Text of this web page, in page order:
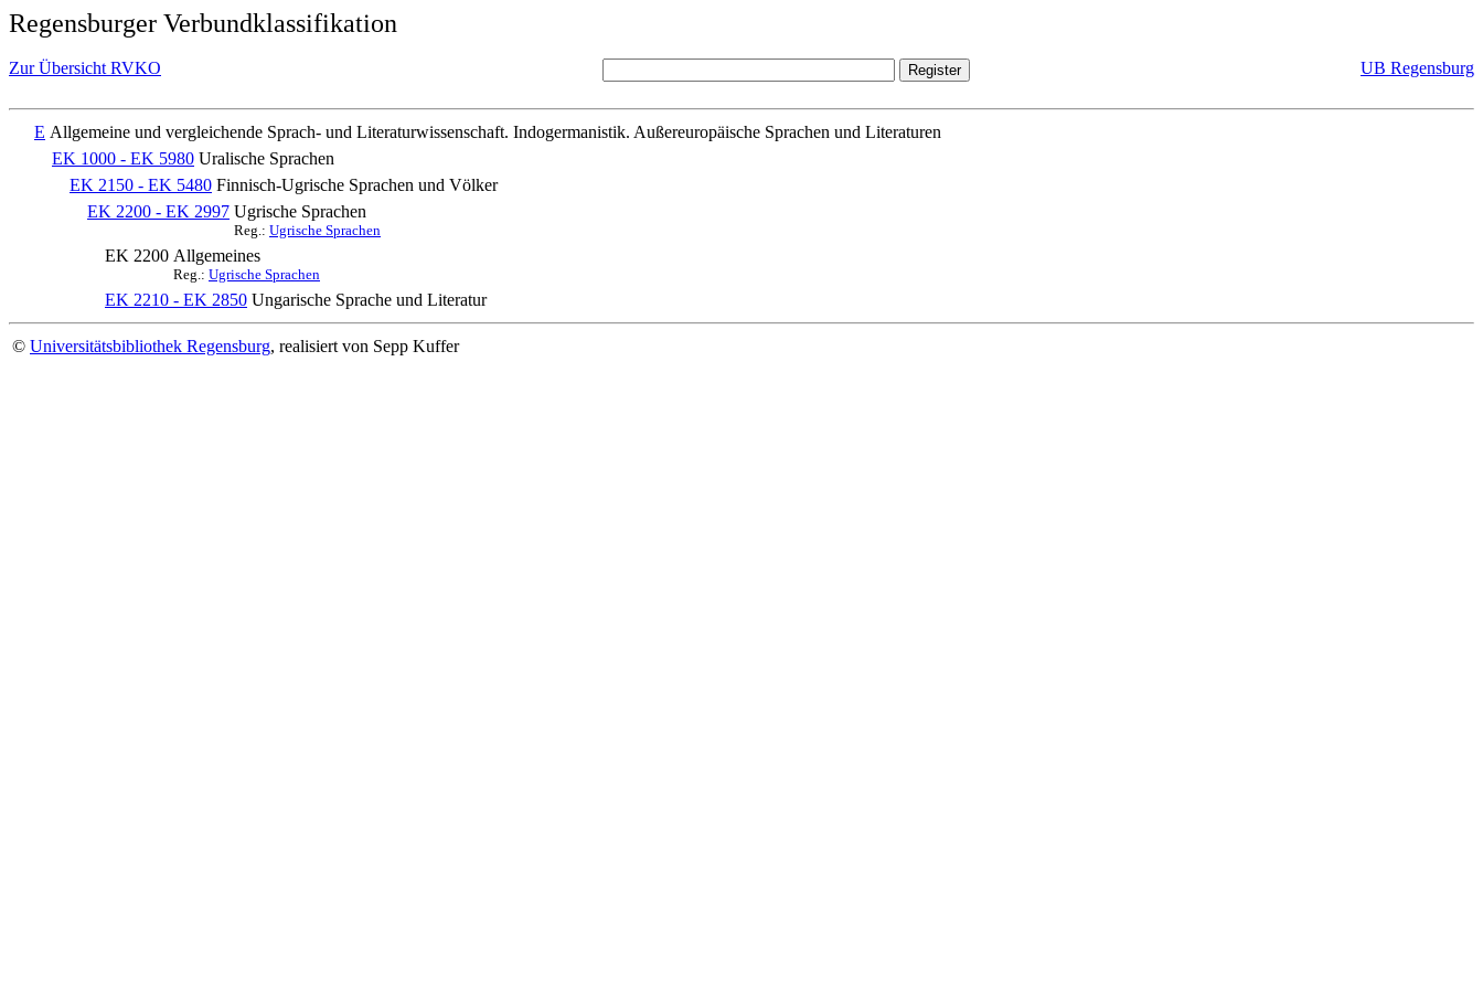
Regensburger Verbundklassifikation
Zur Übersicht RVKO UB Regensburg
E Allgemeine und vergleichende Sprach- und Literaturwissenschaft. Indogermanistik. Außereuropäische Sprachen und Literaturen
EK 1000 - EK 5980 Uralische Sprachen
EK 2150 - EK 5480 Finnisch-Ugrische Sprachen und Völker
EK 2200 - EK 2997 Ugrische Sprachen
Reg.: Ugrische Sprachen
EK 2200 Allgemeines
Reg.: Ugrische Sprachen
EK 2210 - EK 2850 Ungarische Sprache und Literatur
© Universitätsbibliothek Regensburg, realisiert von Sepp Kuffer